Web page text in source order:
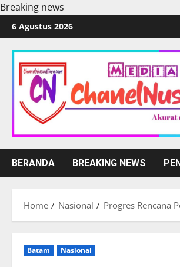
Breaking news
Skip
to
content
6 Agustus 2026
BERANDA BREAKING NEWS
Home Nasional Progres Rencana
Batam Nasional